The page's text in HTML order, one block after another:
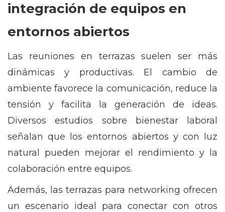
integración de equipos en
entornos abiertos
Las reuniones en terrazas suelen ser más
dinámicas y productivas. El cambio de
ambiente favorece la comunicación, reduce la
tensión y facilita la generación de ideas.
Diversos estudios sobre bienestar laboral
señalan que los entornos abiertos y con luz
natural pueden mejorar el rendimiento y la
colaboración entre equipos.
Además, las terrazas para networking ofrecen
un escenario ideal para conectar con otros